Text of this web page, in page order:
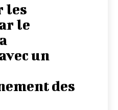
les
le
un
des